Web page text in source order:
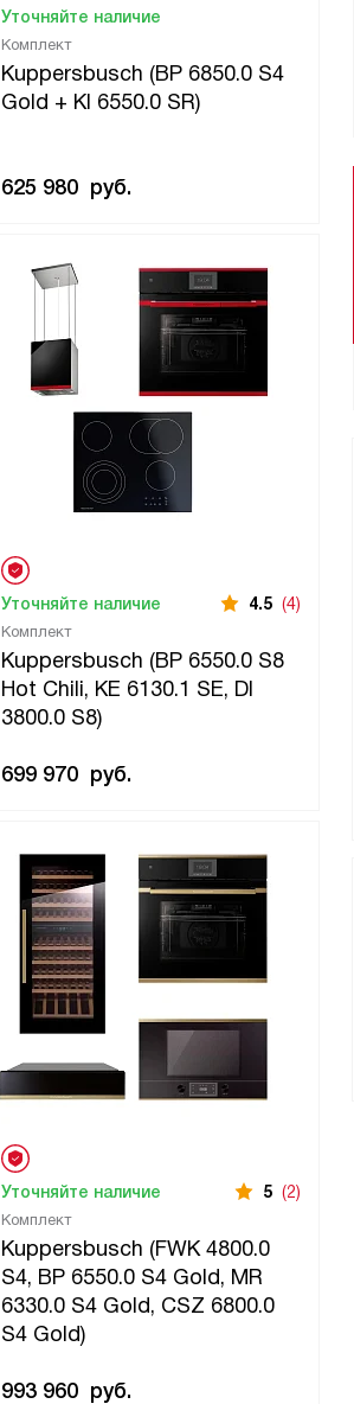
Комплект
Kuppersbusch (BP 6850.0 S4
Gold + KI 6550.0 SR)
Уточняйте наличие
625 980 руб.
Комплект
Kuppersbusch (BP 6550.0 S8
Hot Chili, KE 6130.1 SE, DI
3800.0 S8)
Уточняйте наличие 4.5 (4)
699 970 руб.
Комплект
Kuppersbusch (FWK 4800.0
S4, BP 6550.0 S4 Gold, MR
6330.0 S4 Gold, CSZ 6800.0
S4 Gold)
Уточняйте наличие 5 (2)
993 960 руб.